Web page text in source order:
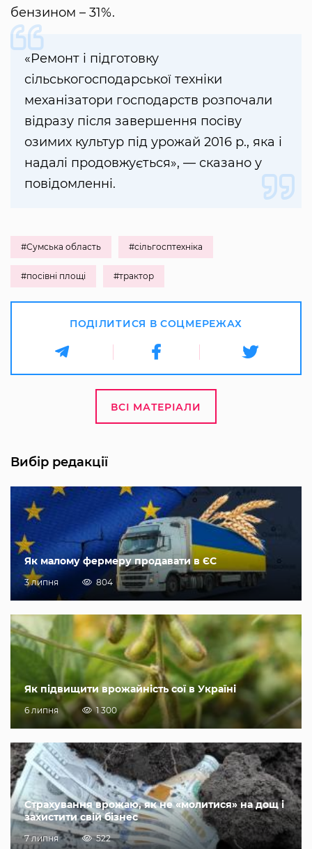
бензином – 31%.
«Ремонт і підготовку
сільськогосподарської техніки
механізатори господарств розпочали
відразу після завершення посіву
озимих культур під урожай 2016 р., яка і
надалі продовжується», — сказано у
повідомленні.
#Сумська область #сільгосптехніка
#посівні площі #трактор
ПОДІЛИТИСЯ В СОЦМЕРЕЖАХ
ВСІ МАТЕРІАЛИ
Вибір редакції
Як малому фермеру продавати в ЄС
3 липня 804
Як підвищити врожайність сої в Україні
6 липня 1 300
Страхування врожаю, як не «молитися» на дощ і
захистити свій бізнес
7 липня 522